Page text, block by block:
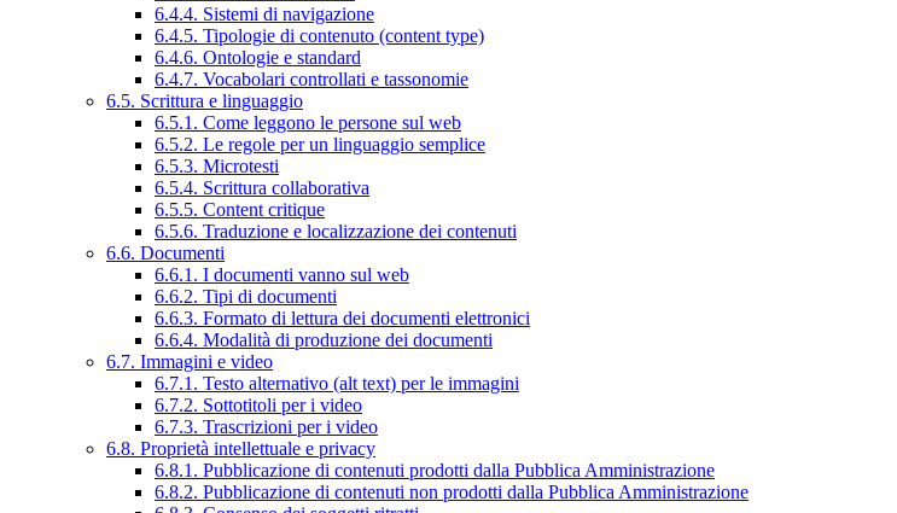
6.4.4. Sistemi di navigazione
6.4.5. Tipologie di contenuto (content type)
6.4.6. Ontologie e standard
6.4.7. Vocabolari controllati e tassonomie
6.5. Scrittura e linguaggio
6.5.1. Come leggono le persone sul web
6.5.2. Le regole per un linguaggio semplice
6.5.3. Microtesti
6.5.4. Scrittura collaborativa
6.5.5. Content critique
6.5.6. Traduzione e localizzazione dei contenuti
6.6. Documenti
6.6.1. I documenti vanno sul web
6.6.2. Tipi di documenti
6.6.3. Formato di lettura dei documenti elettronici
6.6.4. Modalità di produzione dei documenti
6.7. Immagini e video
6.7.1. Testo alternativo (alt text) per le immagini
6.7.2. Sottotitoli per i video
6.7.3. Trascrizioni per i video
6.8. Proprietà intellettuale e privacy
6.8.1. Pubblicazione di contenuti prodotti dalla Pubblica Amministrazione
6.8.2. Pubblicazione di contenuti non prodotti dalla Pubblica Amministrazione